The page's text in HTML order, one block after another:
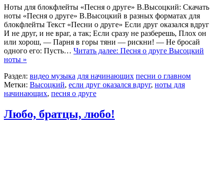
Ноты для блокфлейты «Песня о друге» В.Высоцкий: Скачать
ноты «Песня о друге» В.Высоцкий в разных форматах для
блокфлейты Текст «Песни о друге» Если друг оказался вдруг
И не друг, и не враг, а так; Если сразу не разберешь, Плох он
или хорош, — Парня в горы тяни — рискни! — Не бросай
одного его: Пусть… Читать далее: Песня о друге Высоцкий
ноты »
Раздел: видео музыка для начинающих песни о главном
Метки: Высоцкий, если друг оказался вдруг, ноты для
начинающих, песня о друге
Любо, братцы, любо!